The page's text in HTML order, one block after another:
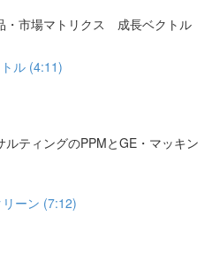
市場マトリクス 成長ベクトル
ル (4:11)
ティングのPPMとGE・マッキン
ーン (7:12)